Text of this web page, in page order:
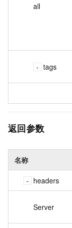
all
tags
返回参数
名称
headers
Server